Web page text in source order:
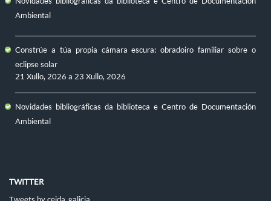
Ambiental
Constrúe a túa propia cámara escura: obradoiro familiar sobre o
eclipse solar
21 Xullo, 2026 a 23 Xullo, 2026
Novidades bibliográficas da biblioteca e Centro de Documentación
Ambiental
TWITTER